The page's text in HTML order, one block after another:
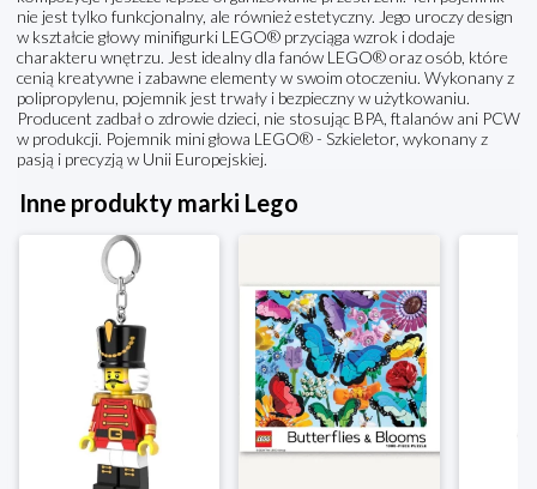
nie jest tylko funkcjonalny, ale również estetyczny. Jego uroczy design
w kształcie głowy minifigurki LEGO® przyciąga wzrok i dodaje
charakteru wnętrzu. Jest idealny dla fanów LEGO® oraz osób, które
cenią kreatywne i zabawne elementy w swoim otoczeniu. Wykonany z
polipropylenu, pojemnik jest trwały i bezpieczny w użytkowaniu.
Producent zadbał o zdrowie dzieci, nie stosując BPA, ftalanów ani PCW
w produkcji. Pojemnik mini głowa LEGO® - Szkieletor, wykonany z
pasją i precyzją w Unii Europejskiej.
Inne produkty marki Lego